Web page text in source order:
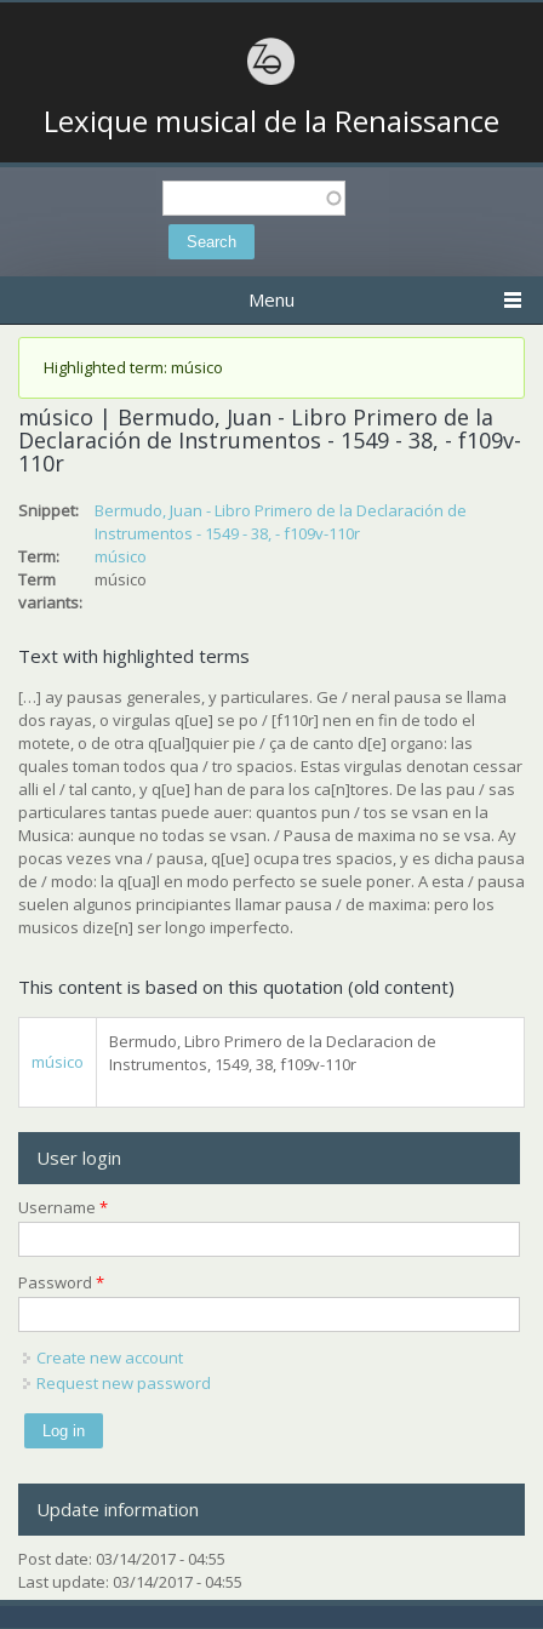
Lexique musical de la Renaissance
Search
Menu
Status message
Highlighted term: músico
músico | Bermudo, Juan - Libro Primero de la
Declaración de Instrumentos - 1549 - 38, - f109v-
110r
Snippet:
Bermudo, Juan - Libro Primero de la Declaración de
Instrumentos - 1549 - 38, - f109v-110r
Term:
músico
Term
variants:
músico
Text with highlighted terms
[…] ay pausas generales, y particulares. Ge / neral pausa se llama
dos rayas, o virgulas q[ue] se po / [f110r] nen en fin de todo el
motete, o de otra q[ual]quier pie / ça de canto d[e] organo: las
quales toman todos qua / tro spacios. Estas virgulas denotan cessar
alli el / tal canto, y q[ue] han de para los ca[n]tores. De las pau / sas
particulares tantas puede auer: quantos pun / tos se vsan en la
Musica: aunque no todas se vsan. / Pausa de maxima no se vsa. Ay
pocas vezes vna / pausa, q[ue] ocupa tres spacios, y es dicha pausa
de / modo: la q[ua]l en modo perfecto se suele poner. A esta / pausa
suelen algunos principiantes llamar pausa / de maxima: pero los
musicos dize[n] ser longo imperfecto.
This content is based on this quotation (old content)
músico
Bermudo, Libro Primero de la Declaracion de
Instrumentos, 1549, 38, f109v-110r
User login
Username *
Password *
Create new account
Request new password
Update information
Post date: 03/14/2017 - 04:55
Last update: 03/14/2017 - 04:55